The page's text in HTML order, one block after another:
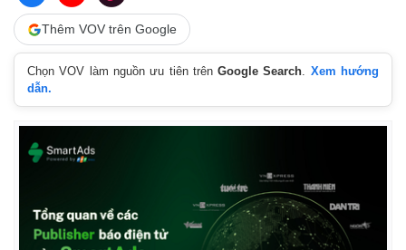
Thêm VOV trên Google
Chọn VOV làm nguồn ưu tiên trênGoogle Search. Xem hướng
dẫn.